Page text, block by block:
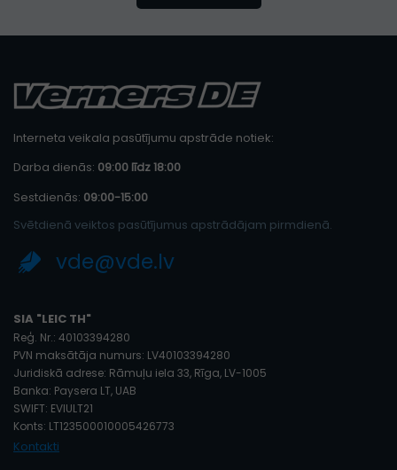
Interneta veikala pasūtījumu apstrāde notiek:
Darba dienās: 09:00 līdz 18:00
Sestdienās: 09:00-15:00
Svētdienā veiktos pasūtījumus apstrādājam pirmdienā.
vde@vde.lv
SIA "LEIC TH"
Reģ. Nr.: 40103394280
PVN maksātāja numurs: LV40103394280
Juridiskā adrese: Rāmuļu iela 33, Rīga, LV-1005
Banka: Paysera LT, UAB
SWIFT: EVIULT21
Konts: LT123500010005426773
Kontakti